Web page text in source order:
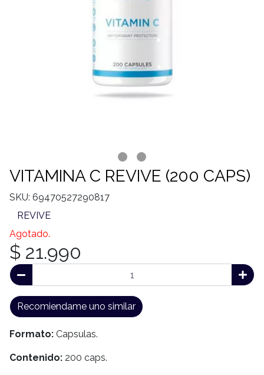
VITAMINA C REVIVE (200 CAPS)
SKU: 69470527290817
REVIVE
Agotado.
$ 21.990
Recomiendame uno similar
Formato: Capsulas.
Contenido: 200 caps.